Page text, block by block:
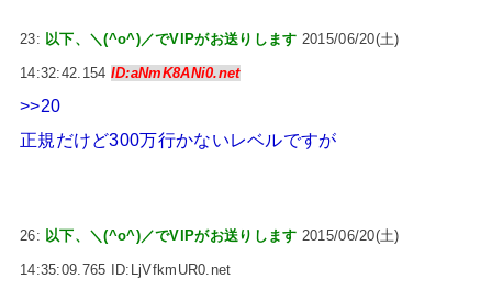
23: 以下、＼(^o^)／でVIPがお送りします 2015/06/20(土)
14:32:42.154 ID:aNmK8ANi0.net
>>20
正規だけど300万行かないレベルですが
26: 以下、＼(^o^)／でVIPがお送りします 2015/06/20(土)
14:35:09.765 ID:LjVfkmUR0.net